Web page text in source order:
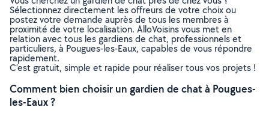
Sélectionnez directement les offreurs de votre choix ou
postez votre demande auprès de tous les membres à
proximité de votre localisation. AlloVoisins vous met en
relation avec tous les gardiens de chat, professionnels et
particuliers, à Pougues-les-Eaux, capables de vous répondre
rapidement.
C’est gratuit, simple et rapide pour réaliser tous vos projets !
Comment bien choisir un gardien de chat à Pougues-
les-Eaux ?